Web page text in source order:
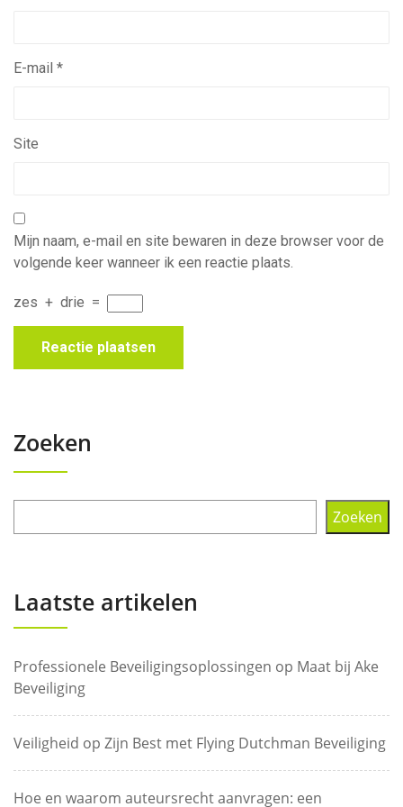
E-mail *
Site
Mijn naam, e-mail en site bewaren in deze browser voor de
volgende keer wanneer ik een reactie plaats.
zes + drie =
Zoeken
Zoeken
Laatste artikelen
Professionele Beveiligingsoplossingen op Maat bij Ake
Beveiliging
Veiligheid op Zijn Best met Flying Dutchman Beveiliging
Hoe en waarom auteursrecht aanvragen: een